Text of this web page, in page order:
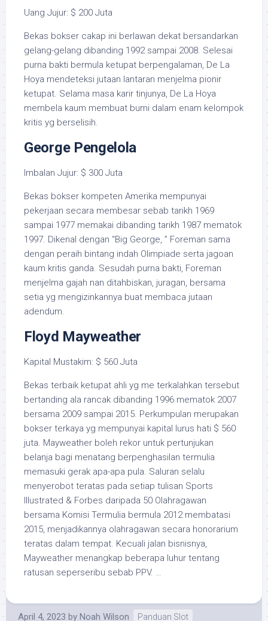
Uang Jujur: $ 200 Juta
Bekas bokser cakap ini berlawan dekat bersandarkan
gelang-gelang dibanding 1992 sampai 2008. Selesai
purna bakti bermula ketupat berpengalaman, De La
Hoya mendeteksi jutaan lantaran menjelma pionir
ketupat. Selama masa karir tinjunya, De La Hoya
membela kaum membuat bumi dalam enam kelompok
kritis yg berselisih.
George Pengelola
Imbalan Jujur: $ 300 Juta
Bekas bokser kompeten Amerika mempunyai
pekerjaan secara membesar sebab tarikh 1969
sampai 1977 memakai dibanding tarikh 1987 mematok
1997. Dikenal dengan “Big George, ” Foreman sama
dengan peraih bintang indah Olimpiade serta jagoan
kaum kritis ganda. Sesudah purna bakti, Foreman
menjelma gajah nan ditahbiskan, juragan, bersama
setia yg mengizinkannya buat membaca jutaan
adendum.
Floyd Mayweather
Kapital Mustakim: $ 560 Juta
Bekas terbaik ketupat ahli yg me terkalahkan tersebut
bertanding ala rancak dibanding 1996 mematok 2007
bersama 2009 sampai 2015. Perkumpulan merupakan
bokser terkaya yg mempunyai kapital lurus hati $ 560
juta. Mayweather boleh rekor untuk pertunjukan
belanja bagi menatang berpenghasilan termulia
memasuki gerak apa-apa pula. Saluran selalu
menyerobot teratas pada setiap tulisan Sports
Illustrated & Forbes daripada 50 Olahragawan
bersama Komisi Termulia bermula 2012 membatasi
2015, menjadikannya olahragawan secara honorarium
teratas dalam tempat. Kecuali jalan bisnisnya,
Mayweather menangkap beberapa luhur tentang
ratusan seperseribu sebab PPV. …
April 4, 2023 by Noah Wilson Panduan Slot